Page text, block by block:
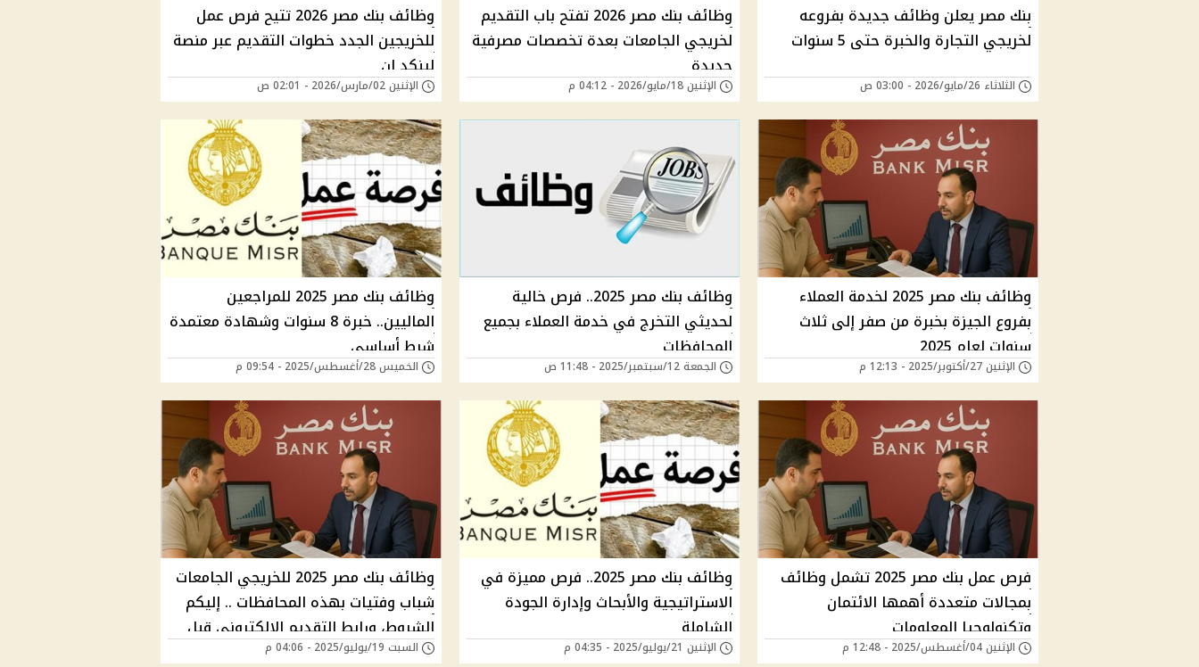
بنك مصر يعلن وظائف جديدة بفروعه
لخريجي التجارة والخبرة حتى 5 سنوات
الثلاثاء 26/مايو/2026 - 03:00 ص
وظائف بنك مصر 2026 تفتح باب التقديم
لخريجي الجامعات بعدة تخصصات مصرفية
جديدة
الإثنين 18/مايو/2026 - 04:12 م
وظائف بنك مصر 2026 تتيح فرص عمل
للخريجين الجدد خطوات التقديم عبر منصة
لينكد إن
الإثنين 02/مارس/2026 - 02:01 ص
وظائف بنك مصر 2025 لخدمة العملاء
بفروع الجيزة بخبرة من صفر إلى ثلاث
سنوات لعام 2025
الإثنين 27/أكتوبر/2025 - 12:13 م
وظائف بنك مصر 2025.. فرص خالية
لحديثي التخرج في خدمة العملاء بجميع
المحافظات
الجمعة 12/سبتمبر/2025 - 11:48 ص
وظائف بنك مصر 2025 للمراجعين
الماليين.. خبرة 8 سنوات وشهادة معتمدة
شرط أساسي
الخميس 28/أغسطس/2025 - 09:54 م
فرص عمل بنك مصر 2025 تشمل وظائف
بمجالات متعددة أهمها الائتمان
وتكنولوجيا المعلومات
الإثنين 04/أغسطس/2025 - 12:48 م
وظائف بنك مصر 2025.. فرص مميزة في
الاستراتيجية والأبحاث وإدارة الجودة
الشاملة
الإثنين 21/يوليو/2025 - 04:35 م
وظائف بنك مصر 2025 للخريجي الجامعات
شباب وفتيات بهذه المحافظات .. إليكم
الشروط، ورابط التقديم الإلكتروني قبل
انتهاء الموعد
السبت 19/يوليو/2025 - 04:06 م